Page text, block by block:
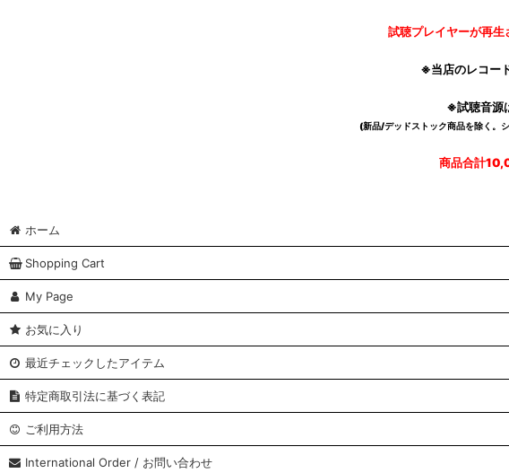
試聴プレイヤーが再
※当店のレコー
※試聴音源
(新品/デッドストック商品を除く。
商品合計
ホーム
Shopping Cart
My Page
お気に入り
最近チェックしたアイテム
特定商取引法に基づく表記
ご利用方法
International Order / お問い合わせ